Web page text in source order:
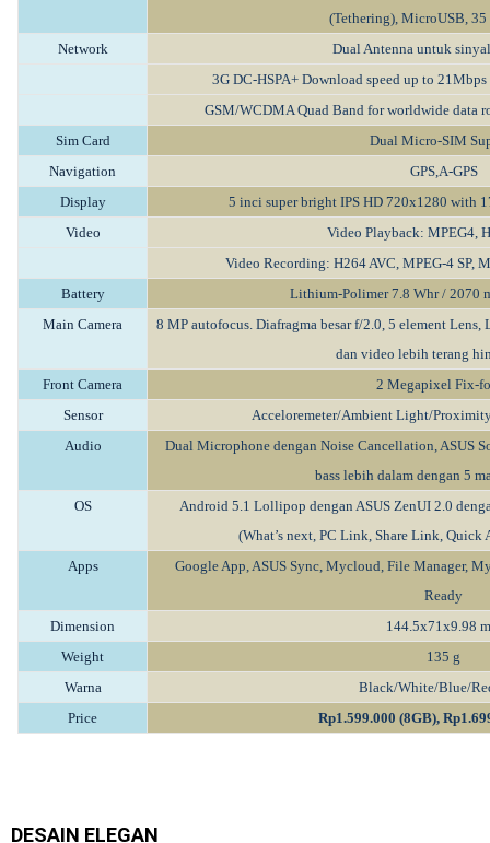
(Tethering), MicroUSB, 35
Network
Dual Antenna untuk
3G DC-HSPA+ Download speed up to
GSM/WCDMA Quad Band for worldwide data
Sim Card
Dual Micro-SIM
Navigation
GPS,A-GPS
Display
5 inci super bright IPS HD 720x1280 with
Video
Video Playback: MPEG4,
Video Recording: H264 AVC, MPEG-4 SP,
Battery
Lithium-Polimer 7.8 Whr / 2070
Main Camera
8 MP autofocus. Diafragma besar f/2.0, 5 element
dan video lebih terang
Front Camera
2 Megapixel Fix-
Sensor
Acceloremeter/Ambient Light/
Audio
Dual Microphone dengan Noise Cancellation, ASUS
bass lebih dalam dengan 5
OS
Android 5.1 Lollipop dengan ASUS ZenUI 2.0
(What’s next, PC Link, Share Link, Quick
Apps
Google App, ASUS Sync, Mycloud, File Manager,
Ready
Dimension
144.5x71x9.98
Weight
135 g
Warna
Black/White/Blue/
Price
Rp1.599.000 (8GB),
DESAIN ELEGAN